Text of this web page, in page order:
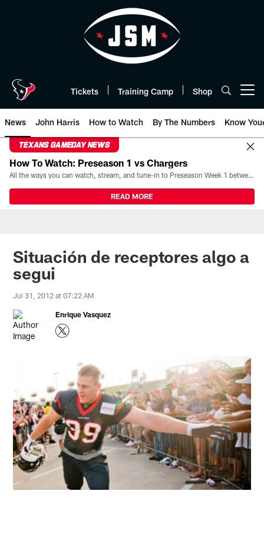
Tickets Training Camp Shop
News John Harris How to Watch By The Numbers Know
TEXANS GAMEDAY NEWS
How To Watch: Preseason 1 vs Chargers
All the ways you can watch, stream, and tune-in to Preseason Week 1 between the Texans and the Los Angeles Chargers at Reliant Stadium on August 13.
READ MORE
Situación de receptores algo a
segui
Jul 31, 2012 at 07:22 AM
Enrique Vasquez